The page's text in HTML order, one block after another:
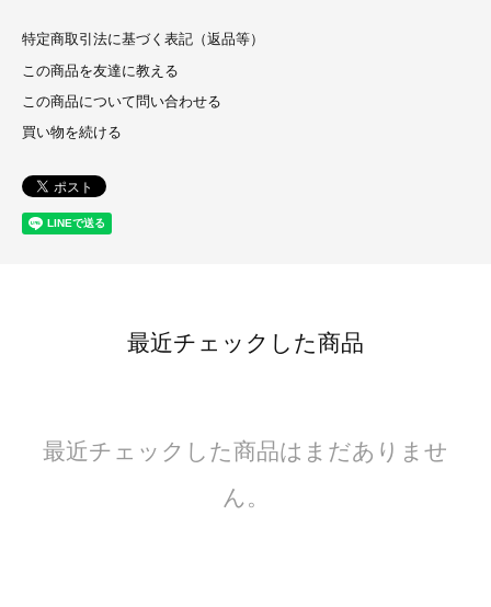
特定商取引法に基づく表記（返品等）
この商品を友達に教える
この商品について問い合わせる
買い物を続ける
最近チェックした商品
最近チェックした商品はまだありませ
ん。